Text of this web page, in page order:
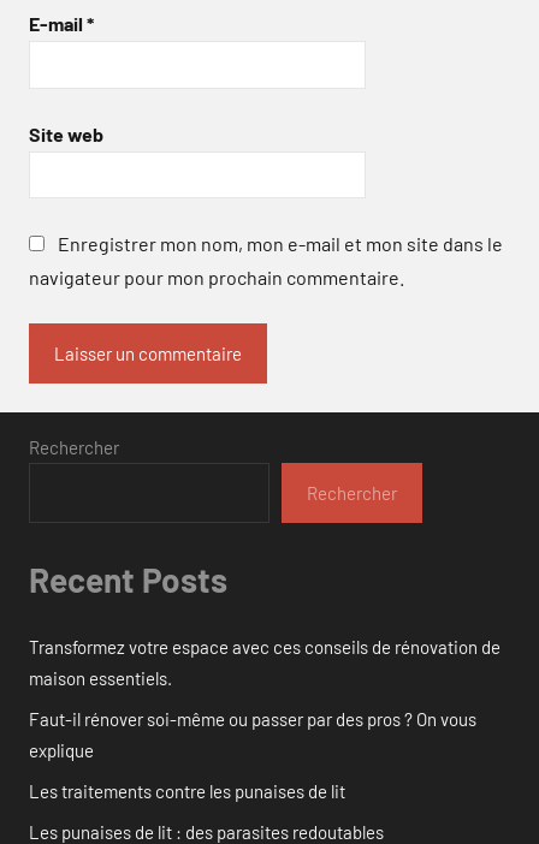
E-mail *
Site web
Enregistrer mon nom, mon e-mail et mon site dans le
navigateur pour mon prochain commentaire.
Rechercher
Rechercher
Recent Posts
Transformez votre espace avec ces conseils de rénovation de
maison essentiels.
Faut-il rénover soi-même ou passer par des pros ? On vous
explique
Les traitements contre les punaises de lit
Les punaises de lit : des parasites redoutables